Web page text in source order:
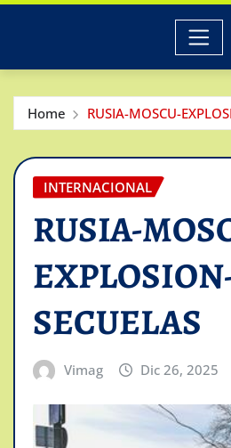
Home RUSIA-MOSCU-
INTERNACIONAL
RUSIA-
SECUELAS
Vimag Dic 26, 2025